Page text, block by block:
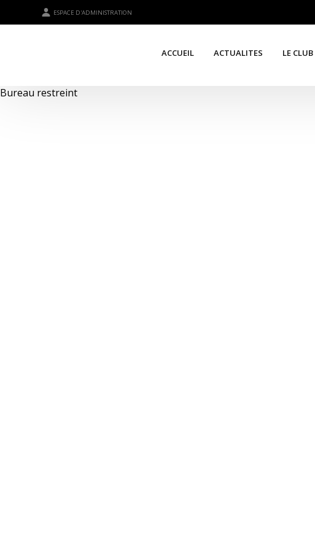
ESPACE D'ADMINISTRATION
ACCUEIL ACTUALITES LE CLUB
Bureau restreint